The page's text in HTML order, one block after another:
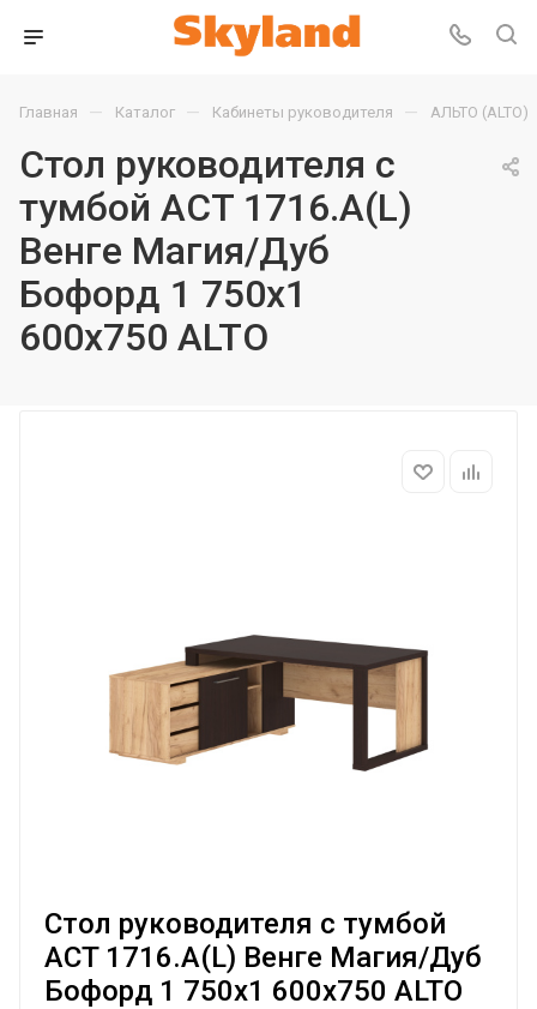
Главная — Каталог — Кабинеты руководителя — АЛЬТО (ALTO)
Стол руководителя с
тумбой ACT 1716.A(L)
Венге Магия/Дуб
Бофорд 1 750х1
600х750 ALTO
Стол руководителя с тумбой
ACT 1716.A(L) Венге Магия/Дуб
Бофорд 1 750х1 600х750 ALTO